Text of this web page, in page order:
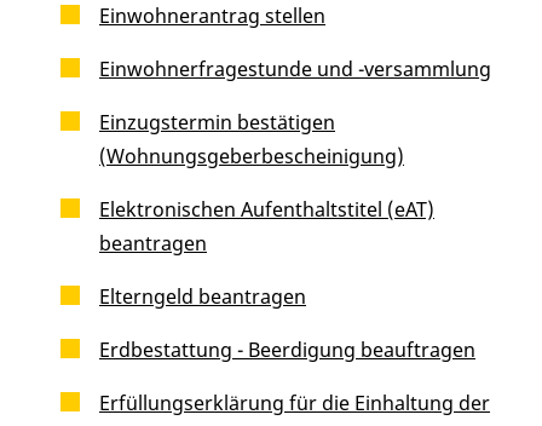
Einwohnerantrag stellen
Einwohnerfragestunde und -versammlung
Einzugstermin bestätigen
(Wohnungsgeberbescheinigung)
Elektronischen Aufenthaltstitel (eAT)
beantragen
Elterngeld beantragen
Erdbestattung - Beerdigung beauftragen
Erfüllungserklärung für die Einhaltung der